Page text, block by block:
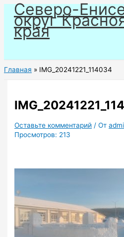
Перейти
содержимому
Северо-
округ
края
Главная IMG_20241221_114034
Оставьте комментарий / От
Просмотров: 213